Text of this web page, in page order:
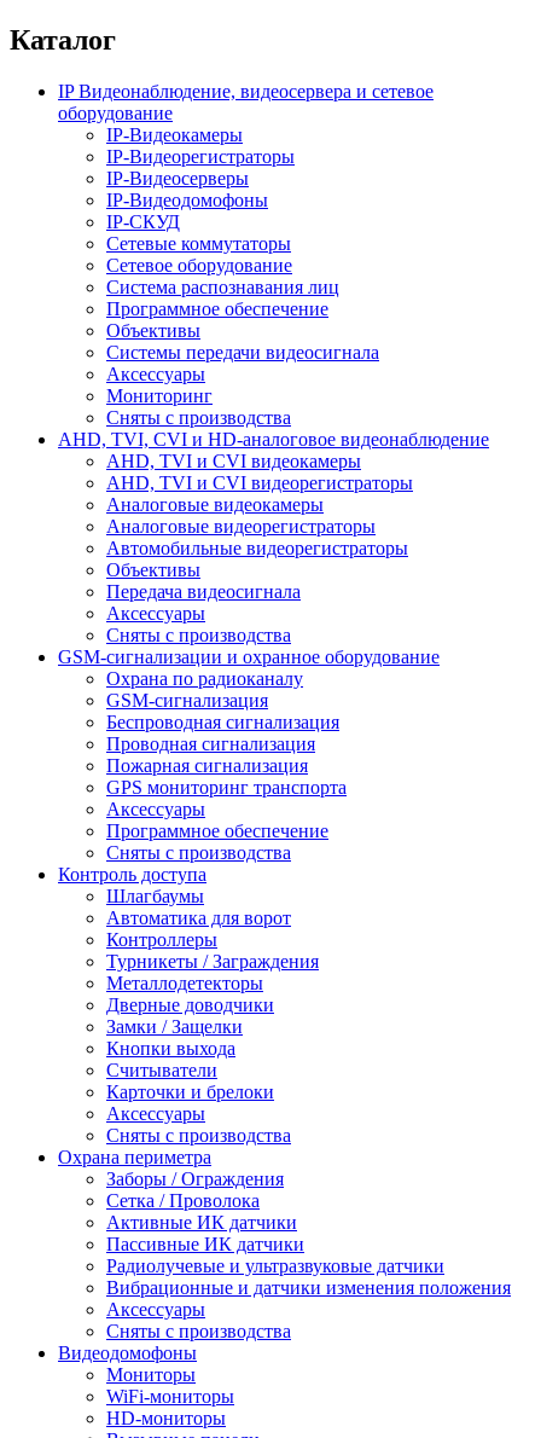
Каталог
IP Видеонаблюдение, видеосервера и сетевое
оборудование
IP-Видеокамеры
IP-Видеорегистраторы
IP-Видеосерверы
IP-Видеодомофоны
IP-СКУД
Сетевые коммутаторы
Сетевое оборудование
Система распознавания лиц
Программное обеспечение
Объективы
Системы передачи видеосигнала
Аксессуары
Мониторинг
Сняты с производства
AHD, TVI, CVI и HD-аналоговое видеонаблюдение
AHD, TVI и CVI видеокамеры
AHD, TVI и CVI видеорегистраторы
Аналоговые видеокамеры
Аналоговые видеорегистраторы
Автомобильные видеорегистраторы
Объективы
Передача видеосигнала
Аксессуары
Сняты с производства
GSM-сигнализации и охранное оборудование
Охрана по радиоканалу
GSM-сигнализация
Беспроводная сигнализация
Проводная сигнализация
Пожарная сигнализация
GPS мониторинг транспорта
Аксессуары
Программное обеспечение
Сняты с производства
Контроль доступа
Шлагбаумы
Автоматика для ворот
Контроллеры
Турникеты / Заграждения
Металлодетекторы
Дверные доводчики
Замки / Защелки
Кнопки выхода
Считыватели
Карточки и брелоки
Аксессуары
Сняты с производства
Охрана периметра
Заборы / Ограждения
Сетка / Проволока
Активные ИК датчики
Пассивные ИК датчики
Радиолучевые и ультразвуковые датчики
Вибрационные и датчики изменения положения
Аксессуары
Сняты с производства
Видеодомофоны
Мониторы
WiFi-мониторы
HD-мониторы